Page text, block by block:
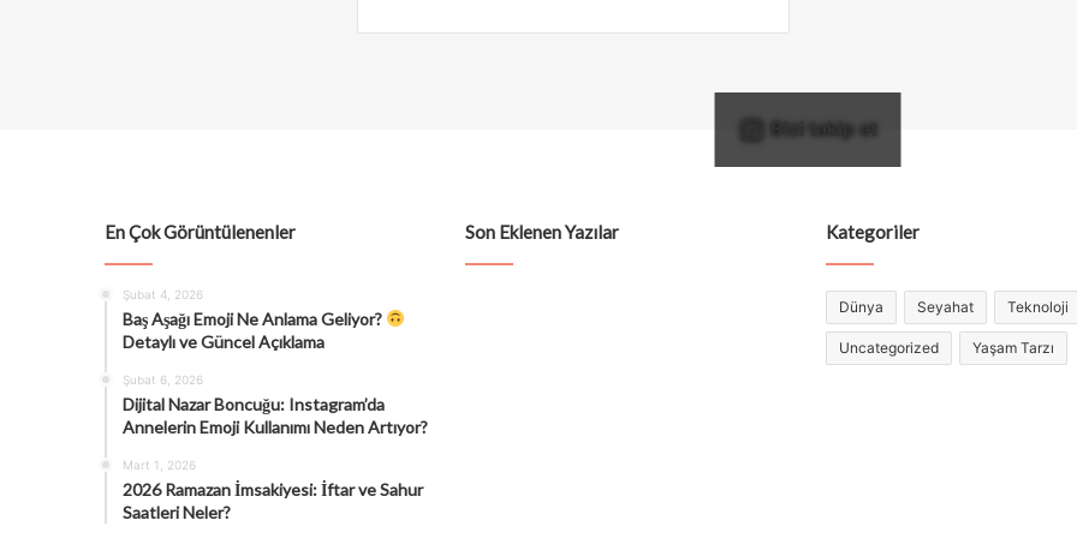
Bizi takip et
En Çok Görüntülenenler
Şubat 4, 2026
Baş Aşağı Emoji Ne Anlama Geliyor?
Detaylı ve Güncel Açıklama
Şubat 6, 2026
Dijital Nazar Boncuğu: Instagram’da
Annelerin Emoji Kullanımı Neden Artıyor?
Mart 1, 2026
2026 Ramazan İmsakiyesi: İftar ve Sahur
Saatleri Neler?
Son Eklenen Yazılar Kategoriler
Dünya Seyahat Teknoloji
Uncategorized Yaşam Tarzı